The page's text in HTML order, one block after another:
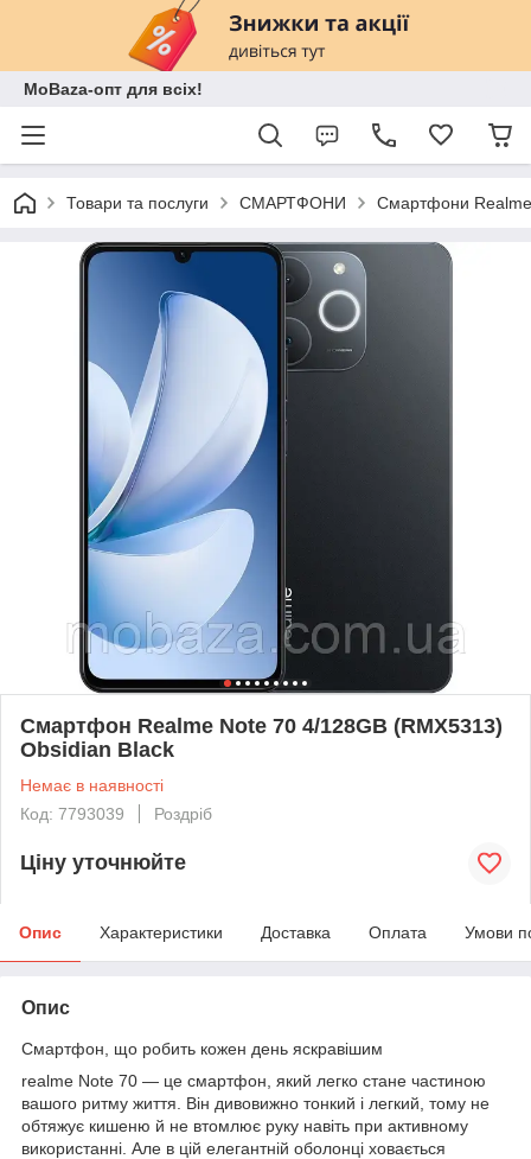
MoBaza-опт для всіх!
Товари та послуги СМАРТФОНИ Смартфони Realme
Смартфон Realme Note 70 4/128GB (RMX5313)
Obsidian Black
Немає в наявності
Код: 7793039
Роздріб
Ціну уточнюйте
Опис Характеристики Доставка Оплата Умови
Опис
Смартфон, що робить кожен день яскравішим
realme Note 70 — це смартфон, який легко стане частиною
вашого ритму життя. Він дивовижно тонкий і легкий, тому не
обтяжує кишеню й не втомлює руку навіть при активному
використанні. Але в цій елегантній оболонці ховається